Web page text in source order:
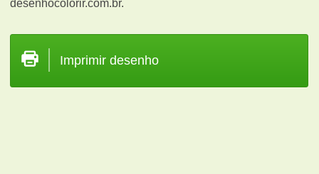
desenhocolorir.com.br.
Imprimir desenho